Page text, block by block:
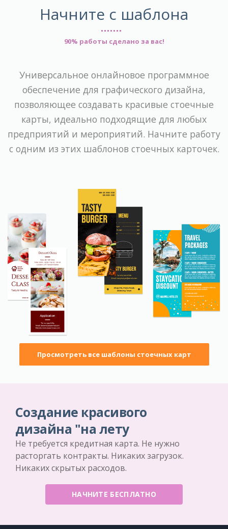
Начните с шаблона
90% работы сделано за вас!
Универсальное онлайновое программное
обеспечение для графического дизайна,
позволяющее создавать красивые стоечные
карты, идеально подходящие для любых
предприятий и мероприятий. Начните работу
с одним из этих шаблонов стоечных карточек.
Просмотреть все шаблоны стоечных карт
Создание красивого
дизайна "на лету
Не требуется кредитная карта. Не нужно
расторгать контракты. Никаких загрузок.
Никаких скрытых расходов.
НАЧНИТЕ БЕСПЛАТНО